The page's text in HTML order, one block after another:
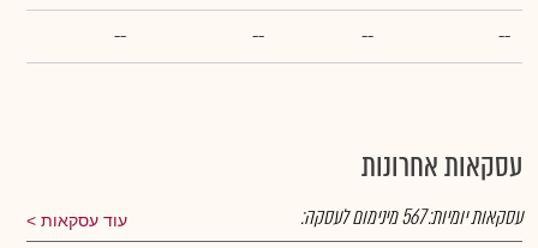
--
--
--
--
עסקאות אחרונות
עוד עסקאות עסקאות יומיות:567מינימום לעסקה: